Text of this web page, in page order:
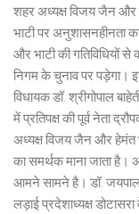
शहर अध्यक्ष विजय जैन और
भाटी पर अनुशासनहीनता
और भाटी की गतिविधियों
निगम के चुनाव पर पड़ेगा।
विधायक डॉ. श्रीगोपाल
में प्रतिपक्ष की पूर्व नेता
अध्यक्ष विजय जैन और हेमंत
का समर्थक माना जाता
आमने सामने है। डॉ.
लड़ाई प्रदेशाध्यक्ष